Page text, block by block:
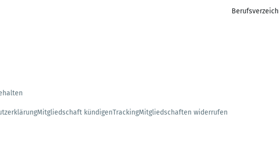
Mitgliedschaft kündigenTrackingMitgliedschaften widerrufen